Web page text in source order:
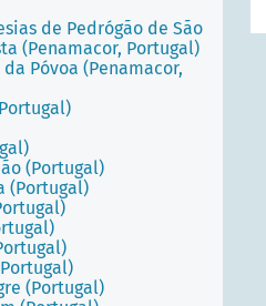
de Pedrógão de São
(Penamacor, Portugal)
Póvoa (Penamacor,
(Portugal)
(Portugal)
(Portugal)